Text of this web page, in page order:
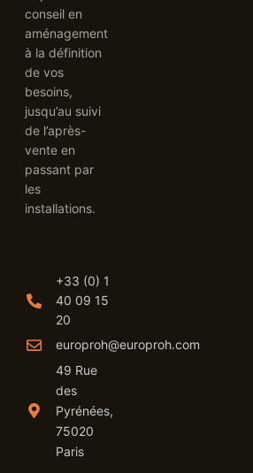
COFFRES-FORTS
MINIBARS
ACCESSOIRES
GAMME SMEG
conseil en
aménagement
à la définition
de vos
besoins,
jusqu’au suivi
de l’après-
vente en
passant par
les
installations.
+33 (0) 1
40 09 15
20
europroh@europroh.com
49 Rue
des
Pyrénées,
75020
Paris